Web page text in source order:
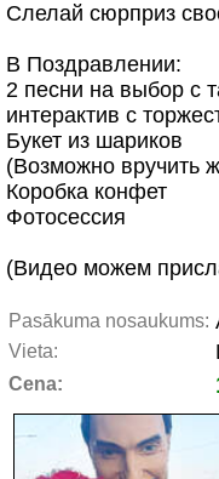
Слелай сюрприз
В Поздравлении:
2 песни на выбор с
интерактив с
Букет из шариков
(Возможно вручить
Коробка конфет
Фотосессия
(Видео можем
Pasākuma nosaukums:
Vieta:
Cena: